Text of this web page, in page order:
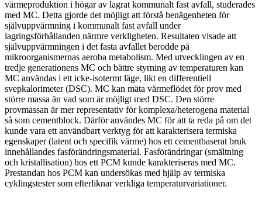
värmeproduktion i högar av lagrat kommunalt fast avfall, studerades
med MC. Detta gjorde det möjligt att förstå benägenheten för
självuppvärmning i kommunalt fast avfall under
lagringsförhållanden närmre verkligheten. Resultaten visade att
självuppvärmningen i det fasta avfallet berodde på
mikroorganismernas aeroba metabolism. Med utvecklingen av en
tredje generationens MC och bättre styrning av temperaturen kan
MC användas i ett icke-isotermt läge, likt en differentiell
svepkalorimeter (DSC). MC kan mäta värmeflödet för prov med
större massa än vad som är möjligt med DSC. Den större
provmassan är mer representativ för komplexa/heterogena material
så som cementblock. Därför användes MC för att ta reda på om det
kunde vara ett användbart verktyg för att karakterisera termiska
egenskaper (latent och specifik värme) hos ett cementbaserat bruk
innehållandes fasförändringsmaterial. Fasförändringar (smältning
och kristallisation) hos ett PCM kunde karakteriseras med MC.
Prestandan hos PCM kan undersökas med hjälp av termiska
cyklingstester som efterliknar verkliga temperaturvariationer.